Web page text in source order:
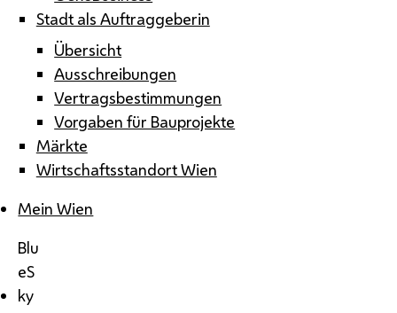
Stadt als Auftraggeberin
Übersicht
Ausschreibungen
Vertragsbestimmungen
Vorgaben für Bauprojekte
Märkte
Wirtschaftsstandort Wien
Mein Wien
Blu
eS
ky